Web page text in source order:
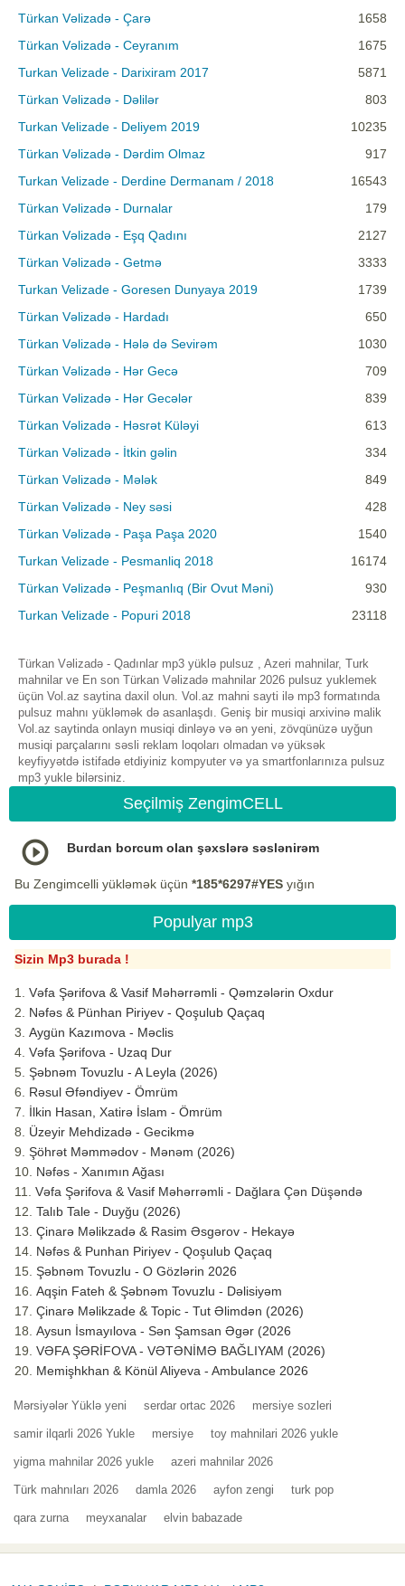
Türkan Vəlizadə - Çarə
1658
Türkan Vəlizadə - Ceyranım
1675
Turkan Velizade - Darixiram 2017
5871
Türkan Vəlizadə - Dəlilər
803
Turkan Velizade - Deliyem 2019
10235
Türkan Vəlizadə - Dərdim Olmaz
917
Turkan Velizade - Derdine Dermanam / 2018
16543
Türkan Vəlizadə - Durnalar
179
Türkan Vəlizadə - Eşq Qadını
2127
Türkan Vəlizadə - Getmə
3333
Turkan Velizade - Goresen Dunyaya 2019
1739
Türkan Vəlizadə - Hardadı
650
Türkan Vəlizadə - Hələ də Sevirəm
1030
Türkan Vəlizadə - Hər Gecə
709
Türkan Vəlizadə - Hər Gecələr
839
Türkan Vəlizadə - Həsrət Küləyi
613
Türkan Vəlizadə - İtkin gəlin
334
Türkan Vəlizadə - Mələk
849
Türkan Vəlizadə - Ney səsi
428
Türkan Vəlizadə - Paşa Paşa 2020
1540
Turkan Velizade - Pesmanliq 2018
16174
Türkan Vəlizadə - Peşmanlıq (Bir Ovut Məni)
930
Turkan Velizade - Popuri 2018
23118
Türkan Vəlizadə - Qadınlar mp3 yüklə pulsuz , Azeri mahnilar, Turk
mahnilar ve En son Türkan Vəlizadə mahnilar 2026 pulsuz yuklemek
üçün Vol.az saytina daxil olun. Vol.az mahni sayti ilə mp3 formatında
pulsuz mahnı yükləmək də asanlaşdı. Geniş bir musiqi arxivinə malik
Vol.az saytinda onlayn musiqi dinləyə və ən yeni, zövqünüzə uyğun
musiqi parçalarını səsli reklam loqoları olmadan və yüksək
keyfiyyətdə istifadə etdiyiniz kompyuter və ya smartfonlarınıza pulsuz
mp3 yukle bilərsiniz.
Seçilmiş ZengimCELL
Burdan borcum olan şəxslərə səslənirəm
Bu Zengimcelli yükləmək üçün *185*6297#YES yığın
Populyar mp3
Sizin Mp3 burada !
Vəfa Şərifova & Vasif Məhərrəmli - Qəmzələrin Oxdur
Nəfəs & Pünhan Piriyev - Qoşulub Qaçaq
Aygün Kazımova - Məclis
Vəfa Şərifova - Uzaq Dur
Şəbnəm Tovuzlu - A Leyla (2026)
Rəsul Əfəndiyev - Ömrüm
İlkin Hasan, Xatirə İslam - Ömrüm
Üzeyir Mehdizadə - Gecikmə
Şöhrət Məmmədov - Mənəm (2026)
Nəfəs - Xanımın Ağası
Vəfa Şərifova & Vasif Məhərrəmli - Dağlara Çən Düşəndə
Talıb Tale - Duyğu (2026)
Çinarə Məlikzadə & Rasim Əsgərov - Hekayə
Nəfəs & Punhan Piriyev - Qoşulub Qaçaq
Şəbnəm Tovuzlu - O Gözlərin 2026
Aqşin Fateh & Şəbnəm Tovuzlu - Dəlisiyəm
Çinarə Məlikzade & Topic - Tut Əlimdən (2026)
Aysun İsmayılova - Sən Şamsan Əgər (2026
VƏFA ŞƏRİFOVA - VƏTƏNİMƏ BAĞLIYAM (2026)
Memişhkhan & Könül Aliyeva - Ambulance 2026
Mərsiyələr Yüklə yeni serdar ortac 2026 mersiye sozleri
samir ilqarli 2026 Yukle mersiye toy mahnilari 2026 yukle
yigma mahnilar 2026 yukle azeri mahnilar 2026
Türk mahnıları 2026 damla 2026 ayfon zengi turk pop
qara zurna meyxanalar elvin babazade